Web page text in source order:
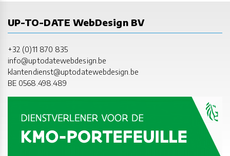
UP-TO-DATE WebDesign BV
+32 (0)11 870 835
info@uptodatewebdesign.be
klantendienst@uptodatewebdesign.be
BE 0568.498.489